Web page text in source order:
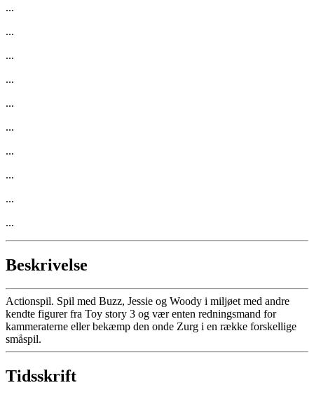
...
...
...
...
...
...
...
...
...
...
Beskrivelse
Actionspil. Spil med Buzz, Jessie og Woody i miljøet med andre
kendte figurer fra Toy story 3 og vær enten redningsmand for
kammeraterne eller bekæmp den onde Zurg i en række forskellige
småspil.
Tidsskrift